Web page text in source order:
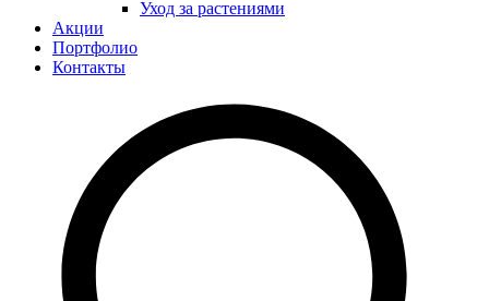
Уход за растениями
Акции
Портфолио
Контакты